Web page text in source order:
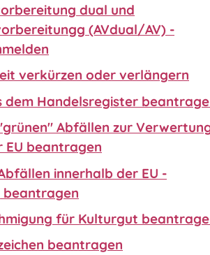
dual und
(AVdual/AV) -
verkürzen oder verlängern
dem Handelsregister
Abfällen zur
EU beantragen
innerhalb der EU -
für Kulturgut
beantragen